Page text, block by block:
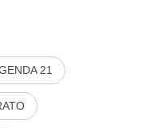
21